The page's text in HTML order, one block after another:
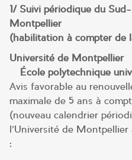
1/ Suivi périodique du
Montpellier
(habilitation à compter de
Université de Montpellier
– École polytechnique
Avis favorable au
maximale de 5 ans à
(nouveau calendrier
l’Université de
: